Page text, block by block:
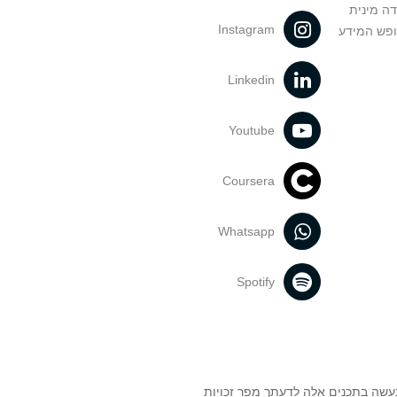
מינית
המידע
Instagram
Linkedin
Youtube
Coursera
Whatsapp
Spotify
בתכנים אלה לדעתך מפר זכויות